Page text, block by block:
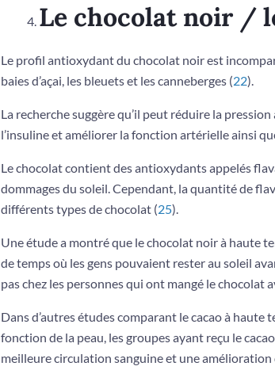
Le chocolat noir /
Le profil antioxydant du chocolat noir est
baies d’açai, les bleuets et les canneberges (22).
La recherche suggère qu’il peut réduire la
l’insuline et améliorer la fonction artérielle ainsi
Le chocolat contient des antioxydants appelés
dommages du soleil. Cependant, la quantité de
différents types de chocolat (25).
Une étude a montré que le chocolat noir à haute
de temps où les gens pouvaient rester au soleil
pas chez les personnes qui ont mangé le chocolat
Dans d’autres études comparant le cacao à
fonction de la peau, les groupes ayant reçu le
meilleure circulation sanguine et une amélioration